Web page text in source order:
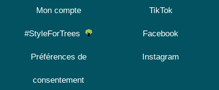
Mon compte
#StyleForTrees
Préférences de
consentement
TikTok
Facebook
Instagram